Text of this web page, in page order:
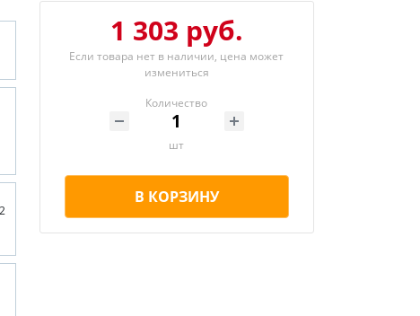
1 303 руб.
Если товара нет в наличии, цена может
измениться
Количество
шт
В КОРЗИНУ